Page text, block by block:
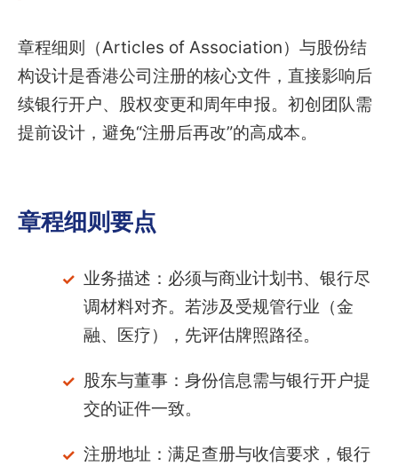
章程细则（Articles of Association）与股份结
构设计是香港公司注册的核心文件，直接影响后
续银行开户、股权变更和周年申报。初创团队需
提前设计，避免“注册后再改”的高成本。
章程细则要点
业务描述：必须与商业计划书、银行尽
调材料对齐。若涉及受规管行业（金
融、医疗），先评估牌照路径。
股东与董事：身份信息需与银行开户提
交的证件一致。
注册地址：满足查册与收信要求，银行